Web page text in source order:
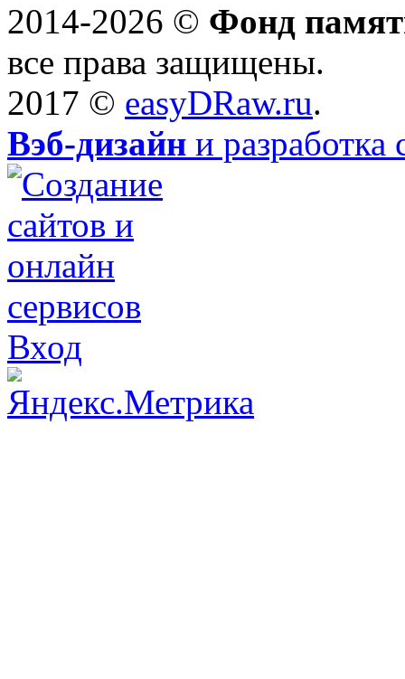
2014-2026 © Фонд
все права защищены.
2017 © easyDRaw.ru.
Вэб-дизайн и разработка
Вход